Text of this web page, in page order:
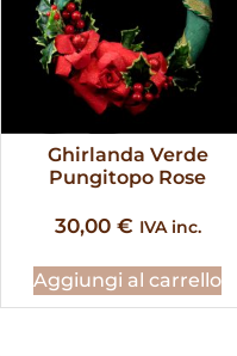
Ghirlanda Verde
Pungitopo Rose
30,00 € IVA inc.
Aggiungi al carrello